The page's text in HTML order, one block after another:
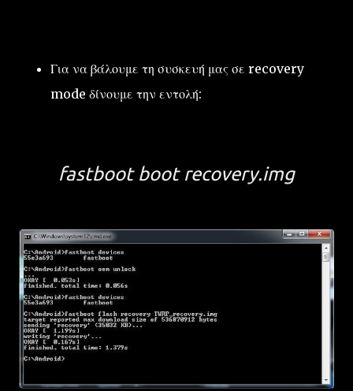
Για να βάλουμε τη συσκευή μας σε recovery
mode δίνουμε την εντολή:
fastboot boot recovery.img